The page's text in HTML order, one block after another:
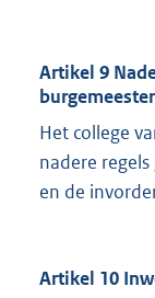
Artikel 9
Het college
nadere
en de
Artikel 10